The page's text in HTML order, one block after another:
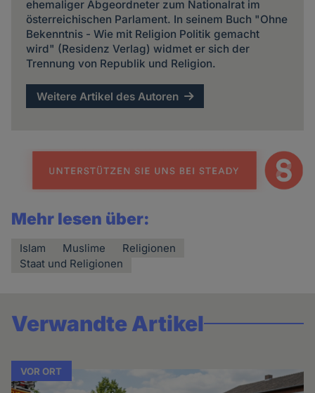
ehemaliger Abgeordneter zum Nationalrat im
österreichischen Parlament. In seinem Buch "Ohne
Bekenntnis - Wie mit Religion Politik gemacht
wird" (Residenz Verlag) widmet er sich der
Trennung von Republik und Religion.
Weitere Artikel des Autoren
Mehr lesen über:
Islam Muslime
Religionen
Staat und Religionen
Verwandte Artikel
VOR ORT